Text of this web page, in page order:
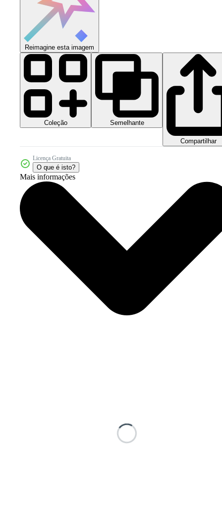
Reimagine esta imagem
Coleção Semelhante
Compartilhar
Licença Gratuita
O que é isto?
Mais informações